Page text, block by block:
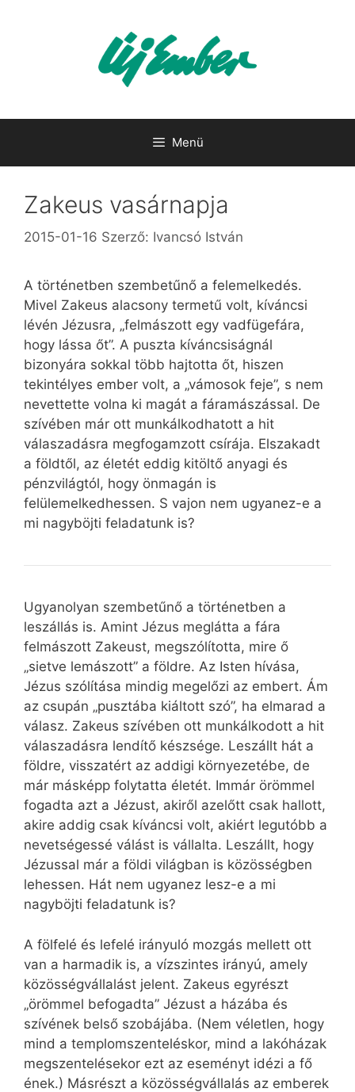
Menü
Zakeus vasárnapja
2015-01-16 Szerző: Ivancsó István
A történetben szembetűnő a felemelkedés.
Mivel Zakeus alacsony termetű volt, kíváncsi
lévén Jézusra, „felmászott egy vadfügefára,
hogy lássa őt”. A puszta kíváncsiságnál
bizonyára sokkal több hajtotta őt, hiszen
tekintélyes ember volt, a „vámosok feje”, s nem
nevettette volna ki magát a fáramászással. De
szívében már ott munkálkodhatott a hit
válaszadásra megfogamzott csírája. Elszakadt
a földtől, az életét eddig kitöltő anyagi és
pénzvilágtól, hogy önmagán is
felülemelkedhessen. S vajon nem ugyanez-e a
mi nagyböjti feladatunk is?
Ugyanolyan szembetűnő a történetben a
leszállás is. Amint Jézus meglátta a fára
felmászott Zakeust, megszólította, mire ő
„sietve lemászott” a földre. Az Isten hívása,
Jézus szólítása mindig megelőzi az embert. Ám
az csupán „pusztába kiáltott szó”, ha elmarad a
válasz. Zakeus szívében ott munkálkodott a hit
válaszadásra lendítő készsége. Leszállt hát a
földre, visszatért az addigi környezetébe, de
már másképp folytatta életét. Immár örömmel
fogadta azt a Jézust, akiről azelőtt csak hallott,
akire addig csak kíváncsi volt, akiért legutóbb a
nevetségessé válást is vállalta. Leszállt, hogy
Jézussal már a földi világban is közösségben
lehessen. Hát nem ugyanez lesz-e a mi
nagyböjti feladatunk is?
A fölfelé és lefelé irányuló mozgás mellett ott
van a harmadik is, a vízszintes irányú, amely
közösségvállalást jelent. Zakeus egyrészt
„örömmel befogadta” Jézust a házába és
szívének belső szobájába. (Nem véletlen, hogy
mind a templomszenteléskor, mind a lakóházak
megszentelésekor ezt az eseményt idézi a fő
ének.) Másrészt a közösségvállalás az emberek